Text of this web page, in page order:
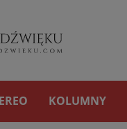
KOLUMNY